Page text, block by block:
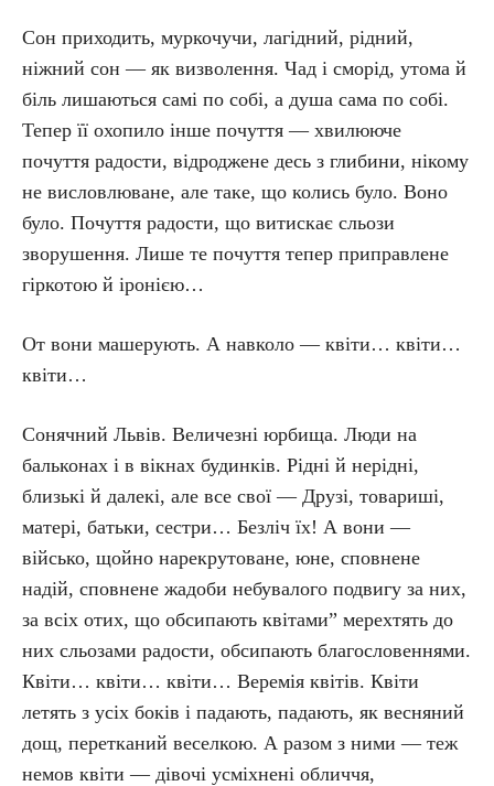
Сон приходить, муркочучи, лагідний, рідний,
ніжний сон — як визволення. Чад і сморід, утома й
біль лишаються самі по собі, а душа сама по собі.
Тепер її охопило інше почуття — хвилююче
почуття радости, відроджене десь з глибини, нікому
не висловлюване, але таке, що колись було. Воно
було. Почуття радости, що витискає сльози
зворушення. Лише те почуття тепер приправлене
гіркотою й іронією…
От вони машерують. А навколо — квіти… квіти…
квіти…
Сонячний Львів. Величезні юрбища. Люди на
бальконах і в вікнах будинків. Рідні й нерідні,
близькі й далекі, але все свої — Друзі, товариші,
матері, батьки, сестри… Безліч їх! А вони —
військо, щойно нарекрутоване, юне, сповнене
надій, сповнене жадоби небувалого подвигу за них,
за всіх отих, що обсипають квітами” мерехтять до
них сльозами радости, обсипають благословеннями.
Квіти… квіти… квіти… Веремія квітів. Квіти
летять з усіх боків і падають, падають, як весняний
дощ, перетканий веселкою. А разом з ними — теж
немов квіти — дівочі усміхнені обличчя,